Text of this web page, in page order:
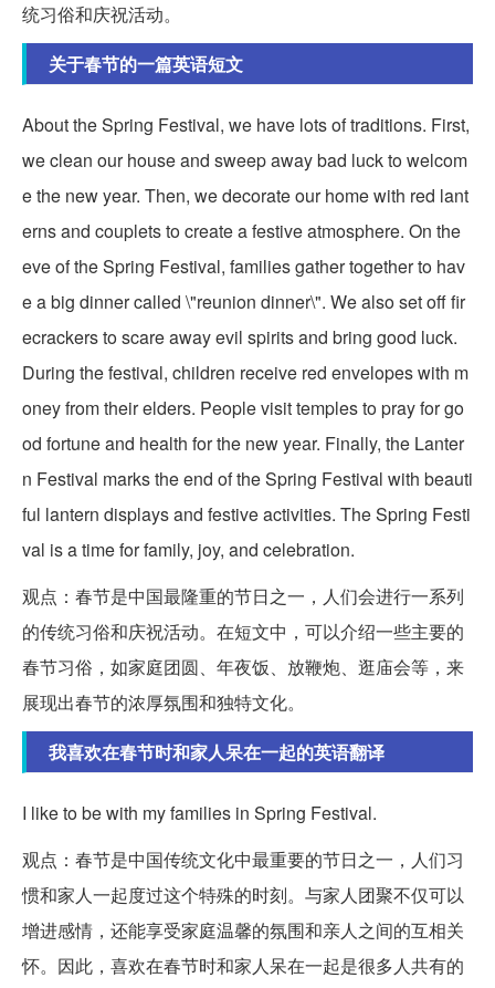
统习俗和庆祝活动。
关于春节的一篇英语短文
About the Spring Festival, we have lots of traditions. First,
we clean our house and sweep away bad luck to welcom
e the new year. Then, we decorate our home with red lant
erns and couplets to create a festive atmosphere. On the
eve of the Spring Festival, families gather together to hav
e a big dinner called \"reunion dinner\". We also set off fir
ecrackers to scare away evil spirits and bring good luck.
During the festival, children receive red envelopes with m
oney from their elders. People visit temples to pray for go
od fortune and health for the new year. Finally, the Lanter
n Festival marks the end of the Spring Festival with beauti
ful lantern displays and festive activities. The Spring Festi
val is a time for family, joy, and celebration.
观点：春节是中国最隆重的节日之一，人们会进行一系列
的传统习俗和庆祝活动。在短文中，可以介绍一些主要的
春节习俗，如家庭团圆、年夜饭、放鞭炮、逛庙会等，来
展现出春节的浓厚氛围和独特文化。
我喜欢在春节时和家人呆在一起的英语翻译
I like to be with my families in Spring Festival.
观点：春节是中国传统文化中最重要的节日之一，人们习
惯和家人一起度过这个特殊的时刻。与家人团聚不仅可以
增进感情，还能享受家庭温馨的氛围和亲人之间的互相关
怀。因此，喜欢在春节时和家人呆在一起是很多人共有的